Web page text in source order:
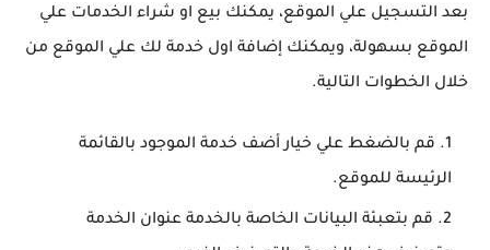
بعد التسجيل علي الموقع، يمكنك بيع او شراء الخدمات علي
الموقع بسهولة، ويمكنك إضافة اول خدمة لك علي الموقع من
خلال الخطوات التالية.
قم بالضغط علي خيار أضف خدمة الموجود بالقائمة
الرئيسة للموقع.
قم بتعبئة البيانات الخاصة بالخدمة عنوان الخدمة